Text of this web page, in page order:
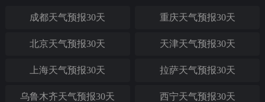
成都天气预报30天 重庆天气预报30天
北京天气预报30天 天津天气预报30天
上海天气预报30天 拉萨天气预报30天
乌鲁木齐天气预报30天 西宁天气预报30天